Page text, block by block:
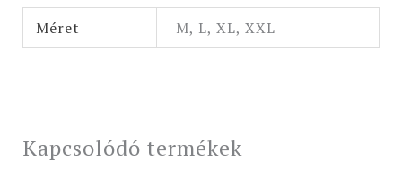
Méret M, L, XL, XXL
Kapcsolódó termékek